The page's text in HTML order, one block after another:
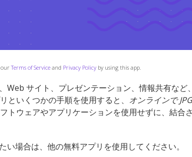
ourTerms of Service and Privacy Policy by using this app.
Web サイト、プレゼンテーション、情報共有など
といくつかの手順を使用すると、 オンラインで
トウェアやアプリケーションを使用せずに、結合
い場合は、他の無料アプリを使用してください。